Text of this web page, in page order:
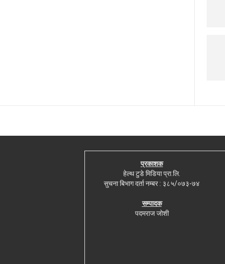
प्रकाशक
हेल्थ टुडे मिडिया प्रा.लि.
सुचना बिभाग दर्ता नम्बर : ३८५/०७३-७४
सम्पादक
पदमराज जोशी